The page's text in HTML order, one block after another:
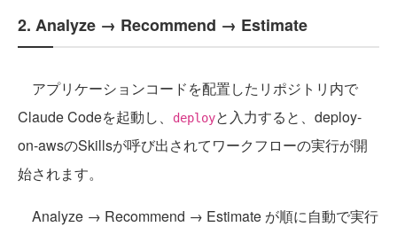
2. Analyze → Recommend → Estimate
アプリケーションコードを配置したリポジトリ内で
Claude Codeを起動し、
deployと入力すると、deploy-
on-awsのSkillsが呼び出されてワークフローの実行が開
始されます。
Analyze → Recommend → Estimate が順に自動で実行